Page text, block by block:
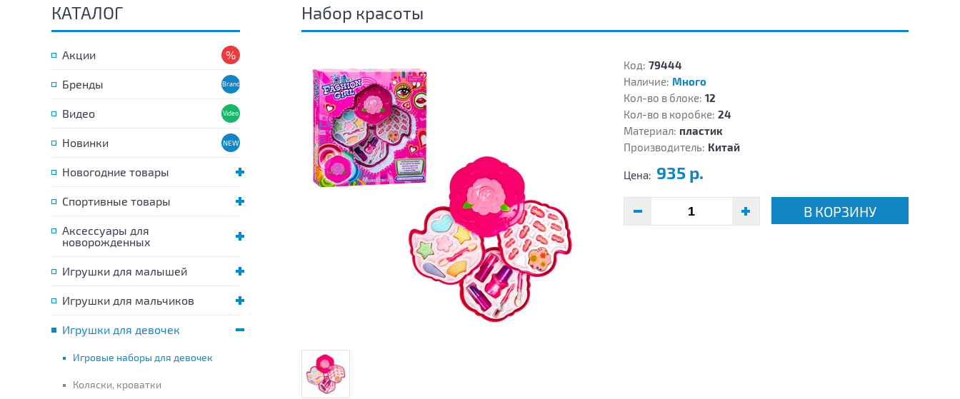
КАТАЛОГ
Акции
Бренды
Видео
Новинки
Новогодние товары
Спортивные товары
Аксессуары для
новорожденных
Игрушки для малышей
Игрушки для мальчиков
Игрушки для девочек
Игровые наборы для девочек
Коляски, кроватки
Набор красоты
Код: 79444
Наличие: Много
Кол-во в блоке: 12
Кол-во в коробке: 24
Материал: пластик
Производитель: Китай
Цена: 935 р.
В КОРЗИНУ